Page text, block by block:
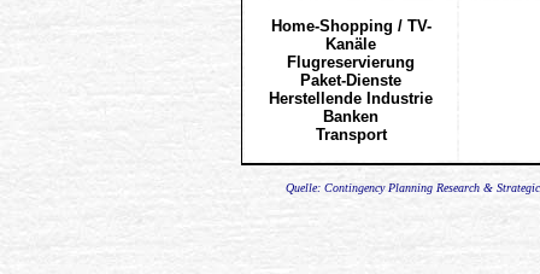
Home-Shopping / TV-
Kanäle
Flugreservierung
Paket-Dienste
Herstellende Industrie
Banken
Transport
Quelle: Contingency Planning Research &